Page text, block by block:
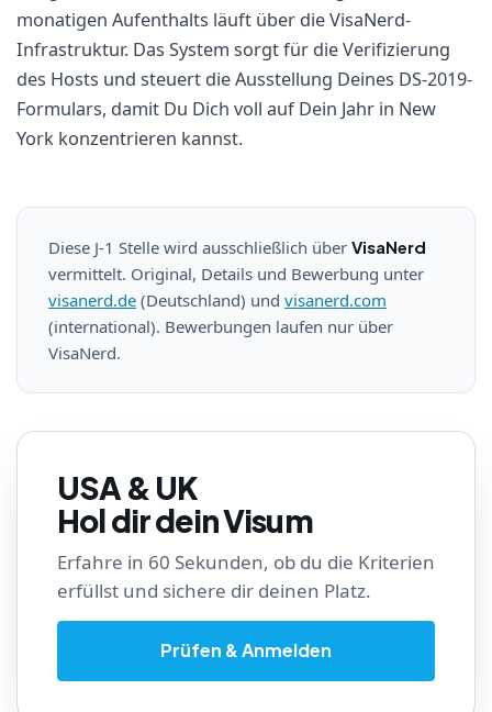
monatigen Aufenthalts läuft über die VisaNerd-
Infrastruktur. Das System sorgt für die Verifizierung
des Hosts und steuert die Ausstellung Deines DS-2019-
Formulars, damit Du Dich voll auf Dein Jahr in New
York konzentrieren kannst.
Diese J-1 Stelle wird ausschließlich über VisaNerd
vermittelt. Original, Details und Bewerbung unter
visanerd.de (Deutschland) und visanerd.com
(international). Bewerbungen laufen nur über
VisaNerd.
USA & UK
Hol dir dein Visum
Erfahre in 60 Sekunden, ob du die Kriterien
erfüllst und sichere dir deinen Platz.
Prüfen & Anmelden